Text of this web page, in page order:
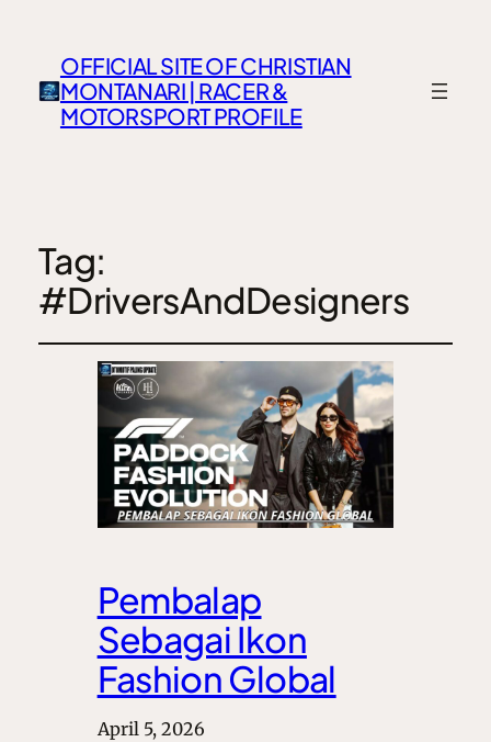
OFFICIAL SITE OF CHRISTIAN
MONTANARI | RACER &
MOTORSPORT PROFILE
Tag:
#DriversAndDesigners
Pembalap
Sebagai Ikon
Fashion Global
April 5, 2026